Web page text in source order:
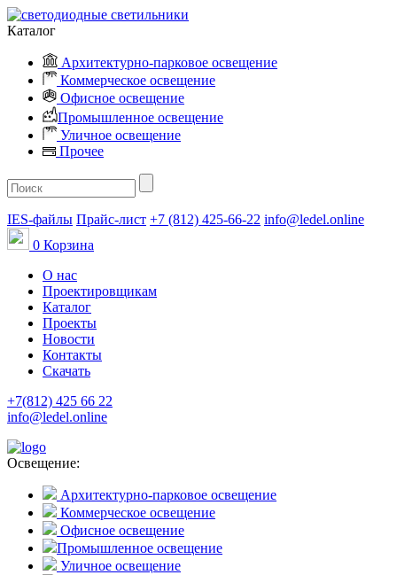
Каталог
Архитектурно-парковое освещение
Коммерческое освещение
Офисное освещение
Промышленное освещение
Уличное освещение
Прочее
IES-файлы Прайс-лист +7 (812) 425-66-22 info@ledel.online
0 Корзина
О нас
Проектировщикам
Каталог
Проекты
Новости
Контакты
Скачать
+7(812) 425 66 22
info@ledel.online
Освещение:
Архитектурно-парковое освещение
Коммерческое освещение
Офисное освещение
Промышленное освещение
Уличное освещение